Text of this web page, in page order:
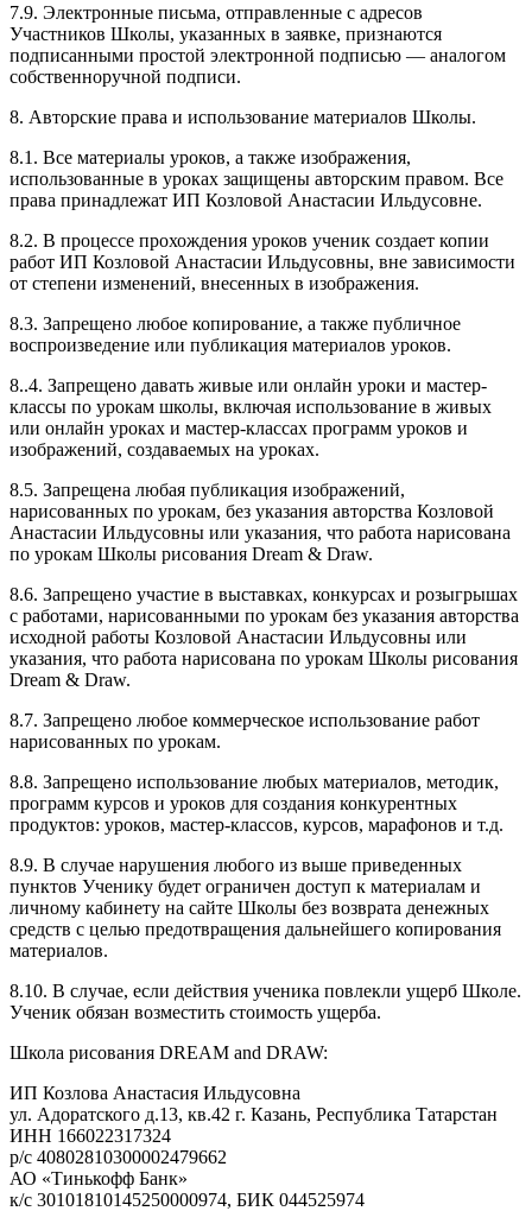
7.9. Электронные письма, отправленные с адресов
Участников Школы, указанных в заявке, признаются
подписанными простой электронной подписью — аналогом
собственноручной подписи.
8. Авторские права и использование материалов Школы.
8.1. Все материалы уроков, а также изображения,
использованные в уроках защищены авторским правом. Все
права принадлежат ИП Козловой Анастасии Ильдусовне.
8.2. В процессе прохождения уроков ученик создает копии
работ ИП Козловой Анастасии Ильдусовны, вне зависимости
от степени изменений, внесенных в изображения.
8.3. Запрещено любое копирование, а также публичное
воспроизведение или публикация материалов уроков.
8..4. Запрещено давать живые или онлайн уроки и мастер-
классы по урокам школы, включая использование в живых
или онлайн уроках и мастер-классах программ уроков и
изображений, создаваемых на уроках.
8.5. Запрещена любая публикация изображений,
нарисованных по урокам, без указания авторства Козловой
Анастасии Ильдусовны или указания, что работа нарисована
по урокам Школы рисования Dream & Draw.
8.6. Запрещено участие в выставках, конкурсах и розыгрышах
с работами, нарисованными по урокам без указания авторства
исходной работы Козловой Анастасии Ильдусовны или
указания, что работа нарисована по урокам Школы рисования
Dream & Draw.
8.7. Запрещено любое коммерческое использование работ
нарисованных по урокам.
8.8. Запрещено использование любых материалов, методик,
программ курсов и уроков для создания конкурентных
продуктов: уроков, мастер-классов, курсов, марафонов и т.д.
8.9. В случае нарушения любого из выше приведенных
пунктов Ученику будет ограничен доступ к материалам и
личному кабинету на сайте Школы без возврата денежных
средств с целью предотвращения дальнейшего копирования
материалов.
8.10. В случае, если действия ученика повлекли ущерб Школе.
Ученик обязан возместить стоимость ущерба.
Школа рисования DREAM and DRAW:
ИП Козлова Анастасия Ильдусовна
ул. Адоратского д.13, кв.42 г. Казань, Республика Татарстан
ИНН 166022317324
р/с 40802810300002479662
АО «Тинькофф Банк»
к/с 30101810145250000974, БИК 044525974